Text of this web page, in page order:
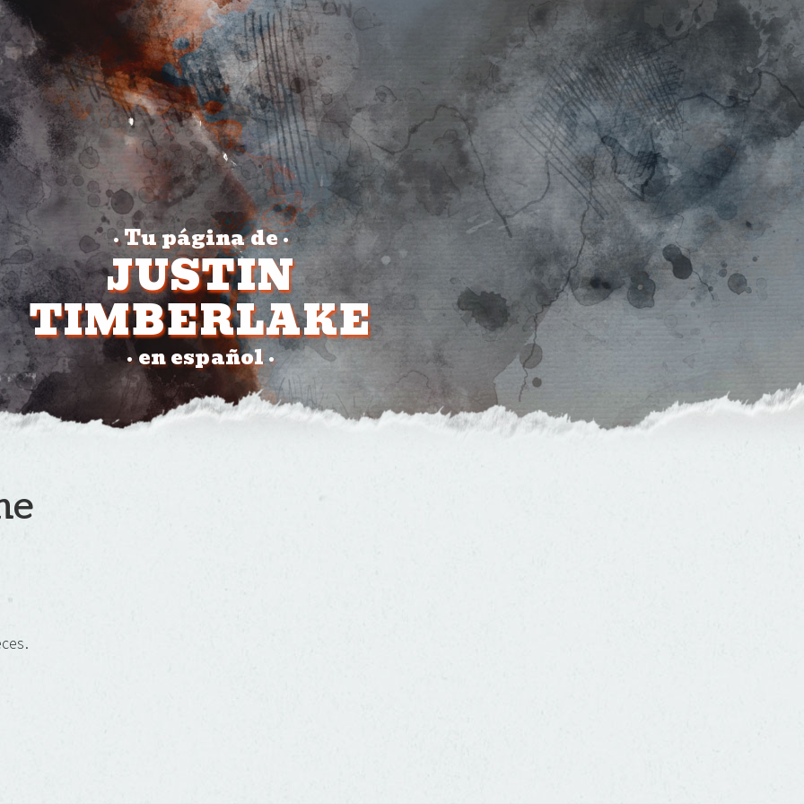
•Tu página de•
JUSTIN
TIMBERLAKE
•en español•